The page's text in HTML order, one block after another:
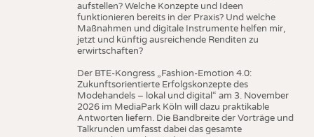
aufstellen? Welche Konzepte und Ideen
funktionieren bereits in der Praxis? Und welche
Maßnahmen und digitale Instrumente helfen mir,
jetzt und künftig ausreichende Renditen zu
erwirtschaften?
Der BTE-Kongress „Fashion-Emotion 4.0:
Zukunftsorientierte Erfolgskonzepte des
Modehandels – lokal und digital“ am 3. November
2026 im MediaPark Köln will dazu praktikable
Antworten liefern. Die Bandbreite der Vorträge und
Talkrunden umfasst dabei das gesamte